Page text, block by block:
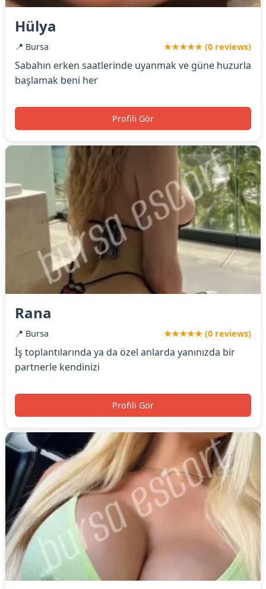
Hülya
📍 Bursa ★★★★★ (0 reviews)
Sabahın erken saatlerinde uyanmak ve güne huzurla
başlamak beni her
Profili Gör
Rana
📍 Bursa ★★★★★ (0 reviews)
İş toplantılarında ya da özel anlarda yanınızda bir
partnerle kendinizi
Profili Gör